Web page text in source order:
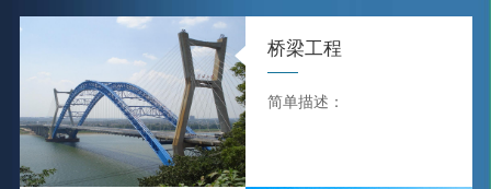
桥梁工程
简单描述：